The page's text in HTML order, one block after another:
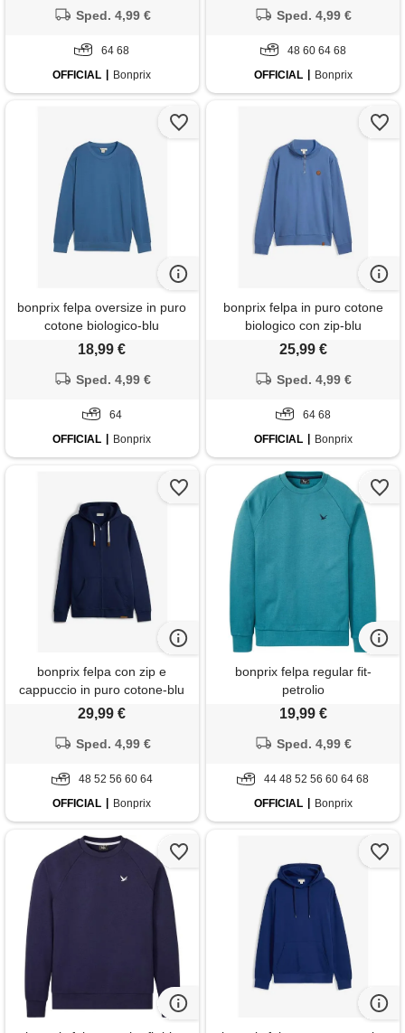
Sped. 4,99 €
64 68
OFFICIAL
Bonprix
Sped. 4,99 €
48 60 64 68
OFFICIAL
Bonprix
bonprix felpa oversize in puro
cotone biologico-blu
18,99 €
Sped. 4,99 €
64
OFFICIAL
Bonprix
bonprix felpa in puro cotone
biologico con zip-blu
25,99 €
Sped. 4,99 €
64 68
OFFICIAL
Bonprix
bonprix felpa con zip e
cappuccio in puro cotone-blu
29,99 €
Sped. 4,99 €
48 52 56 60 64
OFFICIAL
Bonprix
bonprix felpa regular fit-
petrolio
19,99 €
Sped. 4,99 €
44 48 52 56 60 64 68
OFFICIAL
Bonprix